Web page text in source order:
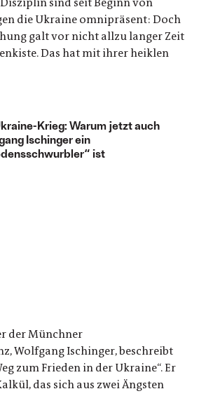
die Ukraine omnipräsent: Doch
galt vor nicht allzu langer Zeit
Das hat mit ihrer heiklen
Krieg: Warum jetzt auch
Ischinger ein
ist
der Münchner
Wolfgang Ischinger, beschreibt
zum Frieden in der Ukraine“. Er
das sich aus zwei Ängsten